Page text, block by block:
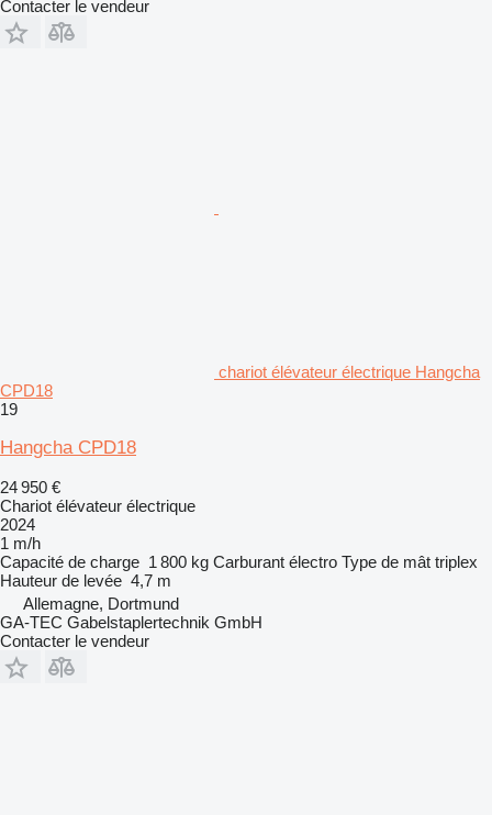
Contacter le vendeur
chariot élévateur électrique Hangcha
CPD18
19
Hangcha CPD18
24 950 €
Chariot élévateur électrique
2024
1 m/h
Capacité de charge 1 800 kg Carburant électro Type de mât triplex
Hauteur de levée 4,7 m
Allemagne, Dortmund
GA-TEC Gabelstaplertechnik GmbH
Contacter le vendeur